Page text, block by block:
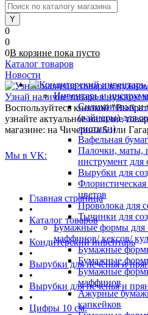
0
0
0В корзине пока пусто
Каталог товаров
Инвентарь и
Силиконовые и
(вайнеры) для
листики)
Вафельная
Палочки, маты,
инструмент для
Вырубки для
Флористическая
цветов
Проволока для
Тычинки для
Бумажные формы для
маффинов/ кексов/
Бумажные
Бумажные
Бумажные
маффинов
Ажурные
капкейков
Новости
Узнай наличие товара в нужном
Воспользуйтесь кнопкой
узнайте актуальное наличие
магазине: на Чичерина 5 или
Мы в VK:
Главная страница
•
Каталог товаров
•
Кондитерский инвентарь
•
Вырубки для печенья и
•
Вырубки для печенья и
•
Цифры 10 см.